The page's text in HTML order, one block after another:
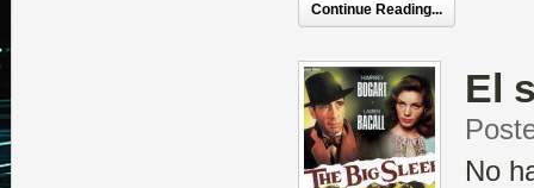
Continue Reading...
El
No